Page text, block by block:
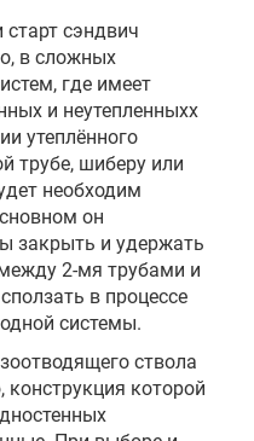
сэндвич
в сложных
где имеет
и неутепленныхх
утеплённого
трубе, шиберу или
необходим
он
закрыть и удержать
2-мя трубами и
в процессе
системы.
ствола
которой